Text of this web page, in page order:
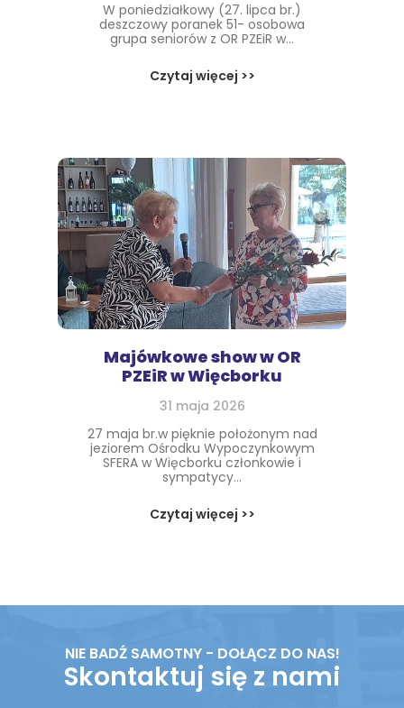
W poniedziałkowy (27. lipca br.)
deszczowy poranek 51- osobowa
grupa seniorów z OR PZEiR w...
Czytaj więcej >>
Majówkowe show w OR
PZEiR w Więcborku
31 maja 2026
27 maja br.w pięknie położonym nad
jeziorem Ośrodku Wypoczynkowym
SFERA w Więcborku członkowie i
sympatycy...
Czytaj więcej >>
NIE BADŹ SAMOTNY - DOŁĄCZ DO NAS!
Skontaktuj się z nami